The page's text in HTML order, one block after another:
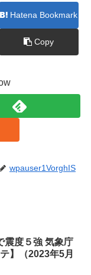
Hatena Bookmark
Copy
wpauser1VorghIS
震度５強 気象庁
】（2023年5月